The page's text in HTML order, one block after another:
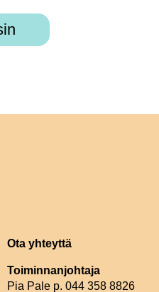
Ota yhteyttä
Toiminnanjohtaja
Pia Pale p. 044 358 8826